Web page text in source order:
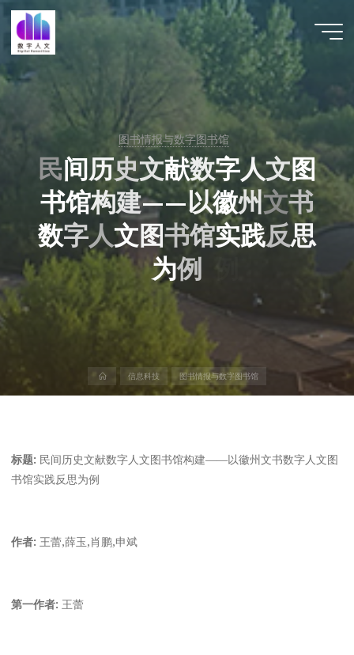
数字人
图书情报与数字图书馆
民间历史
史 文献数字人文图
书馆构建——以徽州文书
数字
字 人文图书
书 馆馆实践反思
为例
例
页
信息科技 图书情报与数字图书馆
标题: 民间历史文献数字人文图书馆构建——以徽州文书数字人文图
书馆实践反思为例
作者: 王蕾,薛玉,肖鹏,申斌
第一作者: 王蕾